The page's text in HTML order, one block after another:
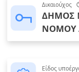
Δικαιούχος
ΔΗΜΟΣ
ΝΟΜΟΥ
Είδος